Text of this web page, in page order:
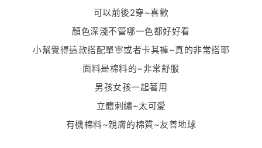
可以前後2穿~喜歡
顏色深淺不管哪一色都好好看
小幫覺得這款搭配單寧或者卡其褲~真的非常搭耶
面料是棉料的~非常舒服
男孩女孩一起著用
立體刺繡~太可愛
有機棉料~親膚的棉質~友善地球